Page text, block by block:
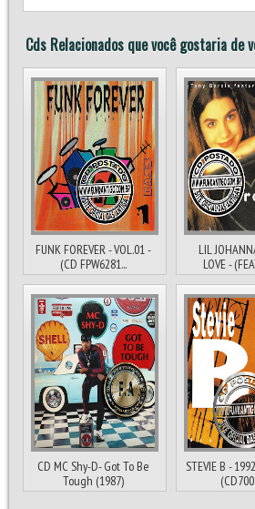
Cds Relacionados que você gostaria de
FUNK FOREVER - VOL.01 -
(CD FPW6281...
LIL
LOVE -
CD MC Shy-D- Got To Be
Tough (1987)
STEVIE B -